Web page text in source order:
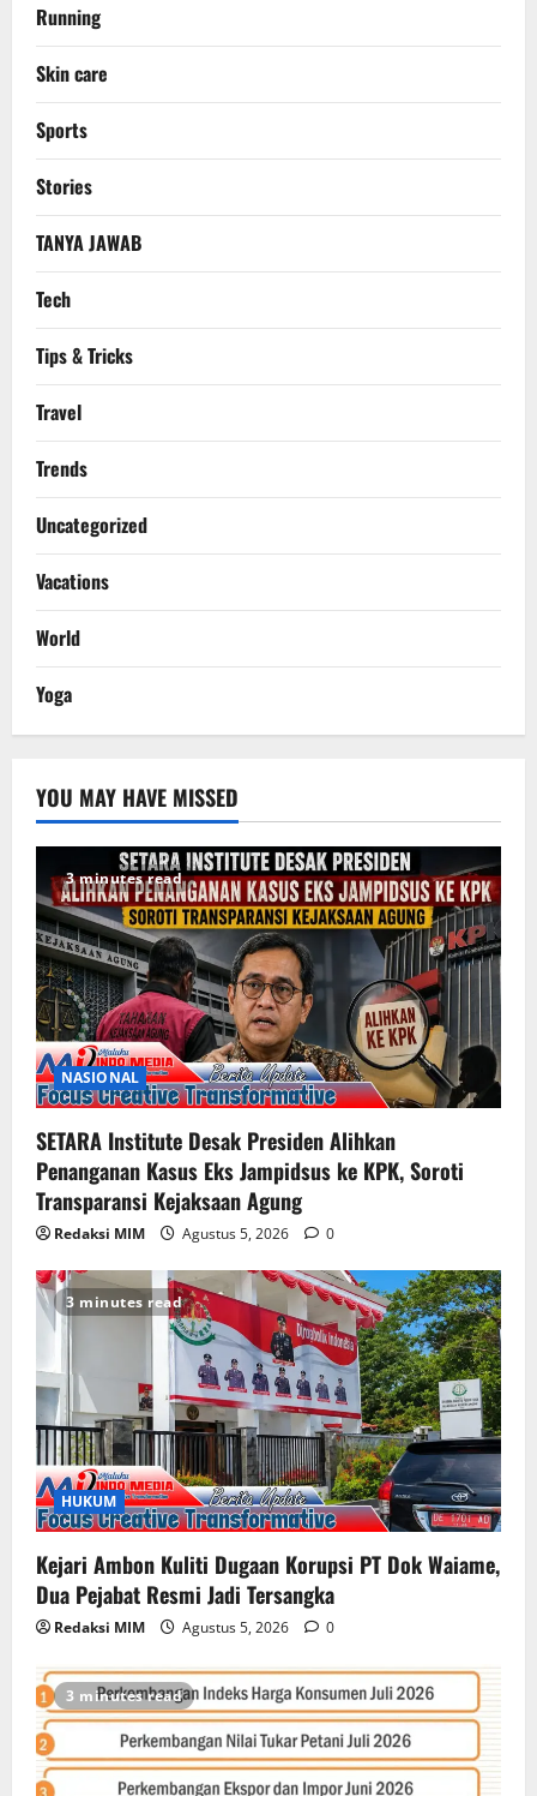
Running
Skin care
Sports
Stories
TANYA JAWAB
Tech
Tips & Tricks
Travel
Trends
Uncategorized
Vacations
World
Yoga
YOU MAY HAVE MISSED
3 minutes read
NASIONAL
SETARA Institute Desak Presiden Alihkan
Penanganan Kasus Eks Jampidsus ke KPK, Soroti
Transparansi Kejaksaan Agung
Redaksi MIM Agustus 5, 2026 0
3 minutes read
HUKUM
Kejari Ambon Kuliti Dugaan Korupsi PT Dok Waiame,
Dua Pejabat Resmi Jadi Tersangka
Redaksi MIM Agustus 5, 2026 0
3 minutes read